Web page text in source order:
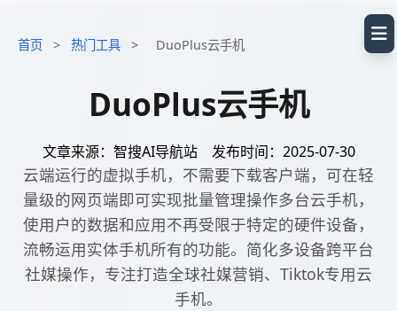
首页 > 热门工具 > DuoPlus云手机
DuoPlus云手机
文章来源：智搜AI导航站 发布时间：2025-07-30
云端运行的虚拟手机，不需要下载客户端，可在轻
量级的网页端即可实现批量管理操作多台云手机，
使用户的数据和应用不再受限于特定的硬件设备，
流畅运用实体手机所有的功能。简化多设备跨平台
社媒操作，专注打造全球社媒营销、Tiktok专用云
手机。